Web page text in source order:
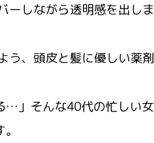
ーしながら透明感を出しま
う、頭皮と髪に優しい薬剤
…」そんな40代の忙しい女